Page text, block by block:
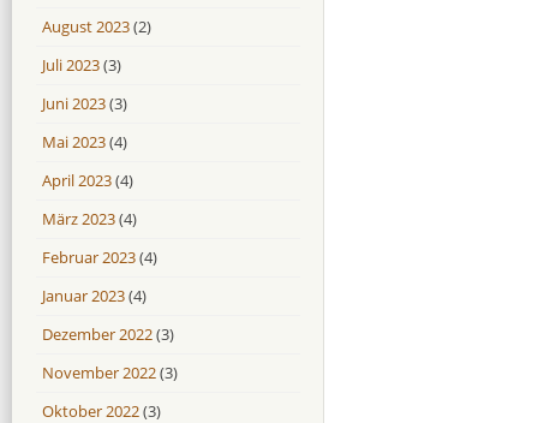
August 2023(2)
Juli 2023(3)
Juni 2023(3)
Mai 2023(4)
April 2023(4)
März 2023(4)
Februar 2023(4)
Januar 2023(4)
Dezember 2022(3)
November 2022(3)
Oktober 2022(3)